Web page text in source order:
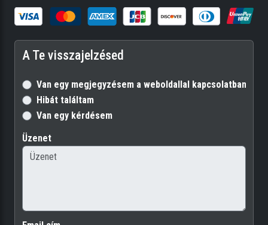
A Te visszajelzésed
Van egy megjegyzésem a weboldallal kapcsolatban
Hibát találtam
Van egy kérdésem
Üzenet